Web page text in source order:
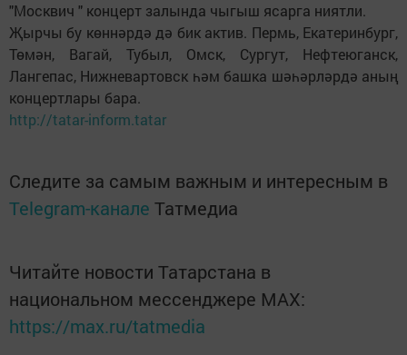
"Москвич " концерт залында чыгыш ясарга ниятли.
Җырчы бу көннәрдә дә бик актив. Пермь, Екатеринбург,
Төмән, Вагай, Тубыл, Омск, Сургут, Нефтеюганск,
Лангепас, Нижневартовск һәм башка шәһәрләрдә аның
концертлары бара.
http://tatar-inform.tatar
Следите за самым важным и интересным в
Telegram-канале Татмедиа
Читайте новости Татарстана в
национальном мессенджере MАХ:
https://max.ru/tatmedia